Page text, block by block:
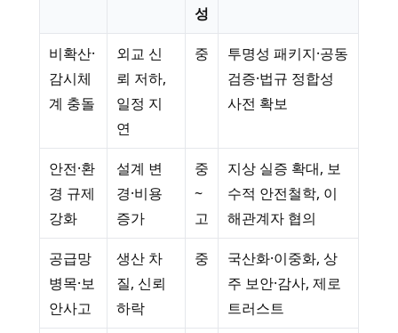
성
비확산·
감시체
계 충돌
외교 신
뢰 저하,
일정 지
연
중
투명성 패키지·공동
검증·법규 정합성
사전 확보
안전·환
경 규제
강화
설계 변
경·비용
증가
중
~
고
지상 실증 확대, 보
수적 안전철학, 이
해관계자 협의
공급망
병목·보
안사고
생산 차
질, 신뢰
하락
중
국산화·이중화, 상
주 보안·감사, 제로
트러스트